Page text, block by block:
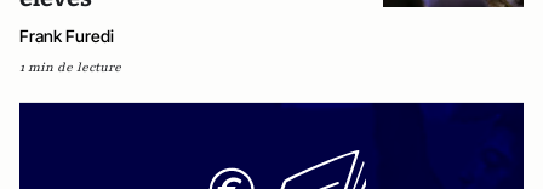
Frank Furedi
1 min de lecture